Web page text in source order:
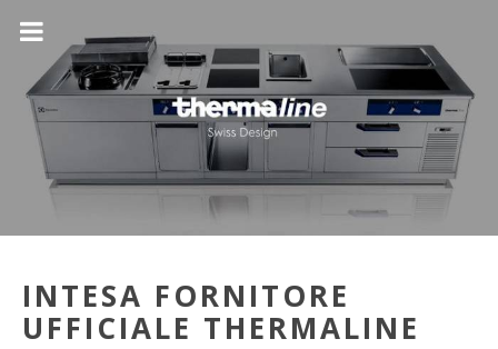
INTESA FORNITORE
UFFICIALE THERMALINE